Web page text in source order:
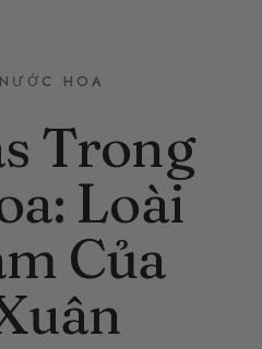
HOA
Trong
Loài
Của